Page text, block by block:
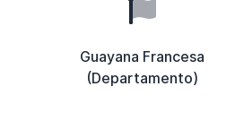
Guayana Francesa
(Departamento)